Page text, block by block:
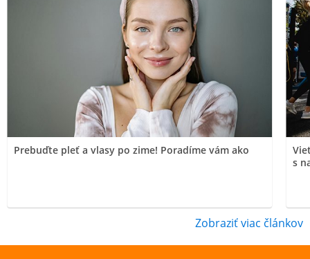
Prebuďte pleť a vlasy po zime! Poradíme vám ako
s
Zobraziť viac článkov